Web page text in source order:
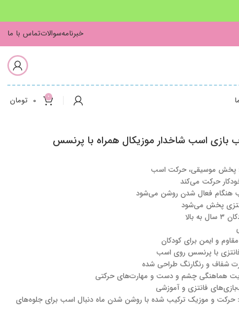
خبرنامهسوالاتتماس با ما
0
0 تومان
بازی اسب شاخدار موزیکال همراه با پرنسس
پخش موسیقی، حرکت اسب
حرکت می‌کند
هنگام فعال شدن روشن می‌شود
پخش می‌شود
بالا
و ایمن برای کودکان
با پرنسس روی اسب
شفاف و رنگارنگ طراحی شده
هماهنگی چشم و دست و مهارت‌های حرکتی
فانتزی و آموزشی
و موزیک ترکیب شده با روشن شدن ماه دنبال اسب برای جلوه‌های